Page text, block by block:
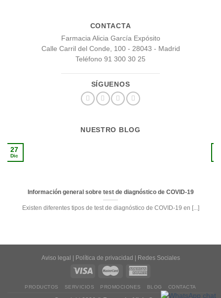
CONTACTA
Farmacia Alicia García Expósito
Calle Carril del Conde, 100 - 28043 - Madrid
Teléfono 91 300 30 25
SÍGUENOS
NUESTRO BLOG
Información general sobre test de diagnóstico de COVID-19
Existen diferentes tipos de test de diagnóstico de COVID-19 en [...]
27
Dic
Aviso legal Política de privacidad Redes Sociales
PRODUCTOS SERVICIOS PROMOCIONES BLOG CONTACTA